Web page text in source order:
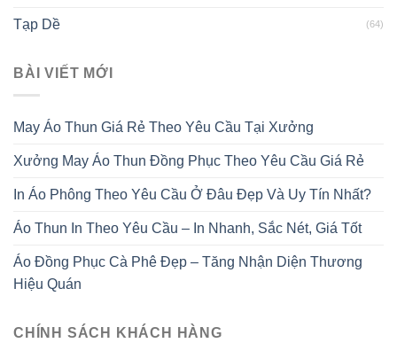
Tạp Dề (64)
BÀI VIẾT MỚI
May Áo Thun Giá Rẻ Theo Yêu Cầu Tại Xưởng
Xưởng May Áo Thun Đồng Phục Theo Yêu Cầu Giá Rẻ
In Áo Phông Theo Yêu Cầu Ở Đâu Đẹp Và Uy Tín Nhất?
Áo Thun In Theo Yêu Cầu – In Nhanh, Sắc Nét, Giá Tốt
Áo Đồng Phục Cà Phê Đẹp – Tăng Nhận Diện Thương
Hiệu Quán
CHÍNH SÁCH KHÁCH HÀNG